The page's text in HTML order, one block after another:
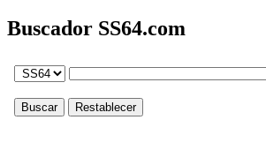
Buscador SS64.com